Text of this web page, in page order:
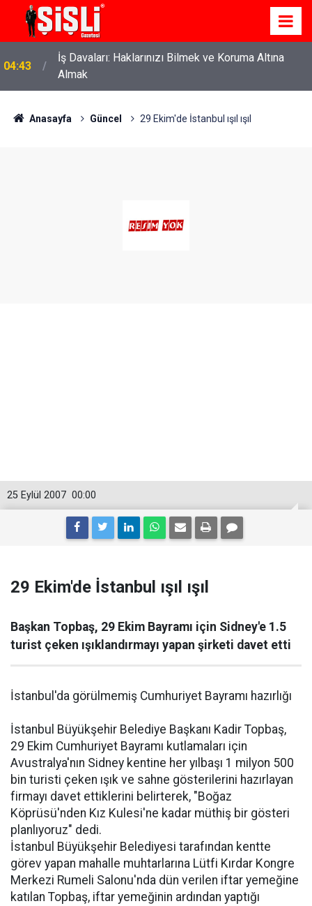
04:43
İş Davaları: Haklarınızı Bilmek ve Koruma Altına
Almak
Anasayfa Güncel 29 Ekim'de İstanbul ışıl ışıl
00:00
25 Eylül 2007
29 Ekim'de İstanbul ışıl ışıl
Başkan Topbaş, 29 Ekim Bayramı için Sidney'e 1.5
turist çeken ışıklandırmayı yapan şirketi davet etti
İstanbul'da görülmemiş Cumhuriyet Bayramı hazırlığı
İstanbul Büyükşehir Belediye Başkanı Kadir Topbaş,
29 Ekim Cumhuriyet Bayramı kutlamaları için
Avustralya'nın Sidney kentine her yılbaşı 1 milyon 500
bin turisti çeken ışık ve sahne gösterilerini hazırlayan
firmayı davet ettiklerini belirterek, "Boğaz
Köprüsü'nden Kız Kulesi'ne kadar müthiş bir gösteri
planlıyoruz" dedi.
İstanbul Büyükşehir Belediyesi tarafından kentte
görev yapan mahalle muhtarlarına Lütfi Kırdar Kongre
Merkezi Rumeli Salonu'nda dün verilen iftar yemeğine
katılan Topbaş, iftar yemeğinin ardından yaptığı